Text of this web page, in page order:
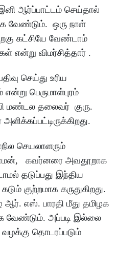
ஆர்ப்பாட்டம் செய்தால்
வேண்டும். ஒரு நாள்
கட்சியே வேண்டாம்
என்று விமர்சித்தார் .
செய்து உரிய
பெருமாள்புரம்
மண்டல தலைவர் குரு.
செயலாளரும்
கவர்னரை அவதூறாக
தடுப்பது இந்திய
குற்றமாக கருதுகிறது.
எஸ். பாரதி மீது தமிழக
வேண்டும். அப்படி இல்லை
தொடரப்படும்